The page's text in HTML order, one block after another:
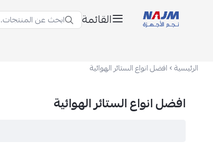
القائمة ابحث عن
الرئيسية افضل انواع الستائر الهوائية
افضل انواع الستائر الهوائية